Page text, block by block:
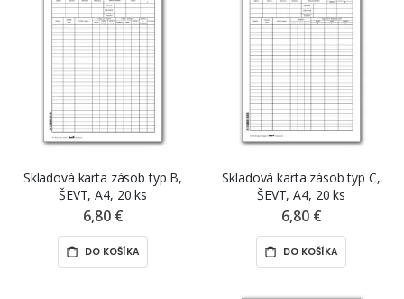
Skladová karta zásob typ B,
ŠEVT, A4, 20 ks
6,80 €
DO KOŠÍKA
Skladová karta zásob typ C,
ŠEVT, A4, 20 ks
6,80 €
DO KOŠÍKA